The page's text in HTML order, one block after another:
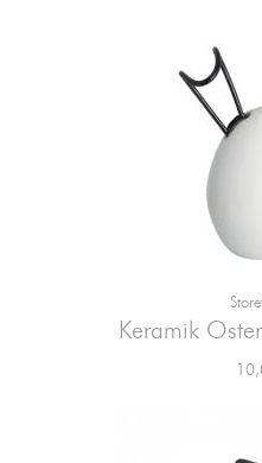
Keramik